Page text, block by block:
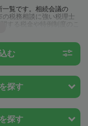
覧です。相続会議の
の税務相談に強い税理士
する税金や特例制度のこ
む
探す
探す